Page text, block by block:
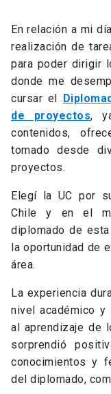
En relación a mi
realización de
para poder dirigir
donde me
cursar el
de proyectos,
contenidos,
tomado desde
proyectos.
Elegí la UC por
Chile y en el
diplomado de
la oportunidad de
área.
La experiencia
nivel académico y
al aprendizaje de
sorprendió
conocimientos y
del diplomado,